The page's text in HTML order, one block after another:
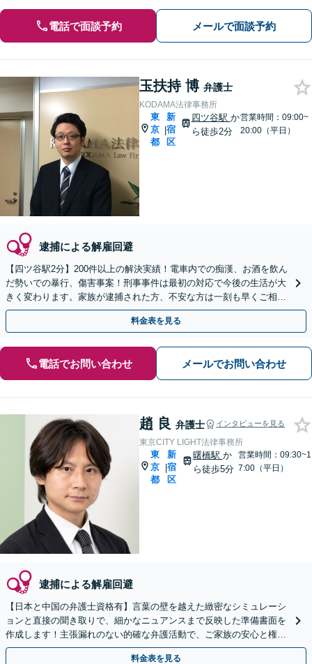
電話で面談予約 メールで面談予約
玉扶持 博 弁護士
KODAMA法律事務所
東
京
都
|
新
宿
区
四ツ谷駅 か
ら徒歩2分
営業時間：09:00~
20:00（平日）
逮捕による解雇回避
【四ツ谷駅2分】200件以上の解決実績！電車内での痴漢、お酒を飲ん
だ勢いでの暴行、傷害事案！刑事事件は最初の対応で今後の生活が大
きく変わります。家族が逮捕された方、不安な方は一刻も早くご相談
ください【初回相談無料】
料金表を見る
電話でお問い合わせ メールでお問い合わせ
趙 良 弁護士 インタビューを見る
東京CITY LIGHT法律事務所
東
京
都
|
新
宿
区
曙橋駅 か
ら徒歩5分
営業時間：09:30~1
7:00（平日）
逮捕による解雇回避
【日本と中国の弁護士資格有】言葉の壁を越えた緻密なシミュレーシ
ョンと直接の聞き取りで、細かなニュアンスまで反映した準備書面を
作成します！主張漏れのない的確な弁護活動で、ご家族の安心と権利
を誠実にお守りいたします【初回相談無料】
料金表を見る